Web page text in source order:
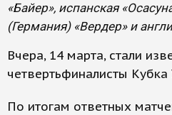
«Байер», испанская
(Германия) «Вердер» и
Вчера, 14 марта, стали
четвертьфиналисты
По итогам ответных